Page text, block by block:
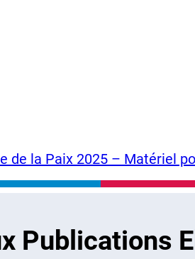
de la Paix 2025 – Matériel
Publications